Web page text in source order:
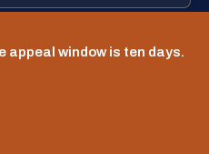
a similar outcome.
a cada caso.
appeal window is ten days.